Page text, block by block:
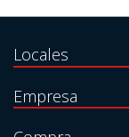
Locales
Empresa